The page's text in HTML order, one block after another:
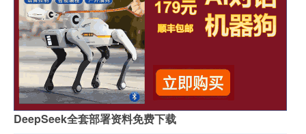
DeepSeek全套部署资料免费下载